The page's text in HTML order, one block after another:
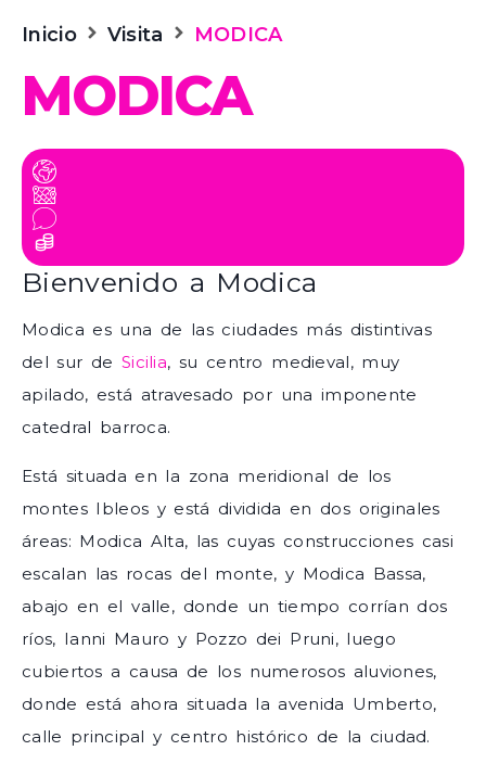
Inicio Visita MODICA
MODICA
Bienvenido a Modica
Modica es una de las ciudades más distintivas
del sur de Sicilia, su centro medieval, muy
apilado, está atravesado por una imponente
catedral barroca.
Está situada en la zona meridional de los
montes Ibleos y está dividida en dos originales
áreas: Modica Alta, las cuyas construcciones casi
escalan las rocas del monte, y Modica Bassa,
abajo en el valle, donde un tiempo corrían dos
ríos, Ianni Mauro y Pozzo dei Pruni, luego
cubiertos a causa de los numerosos aluviones,
donde está ahora situada la avenida Umberto,
calle principal y centro histórico de la ciudad.